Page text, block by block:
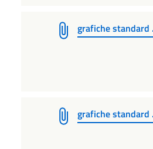
grafiche standard
grafiche standard